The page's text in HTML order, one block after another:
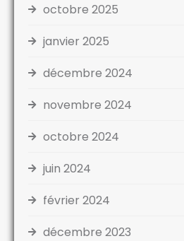
octobre 2025
janvier 2025
décembre 2024
novembre 2024
octobre 2024
juin 2024
février 2024
décembre 2023